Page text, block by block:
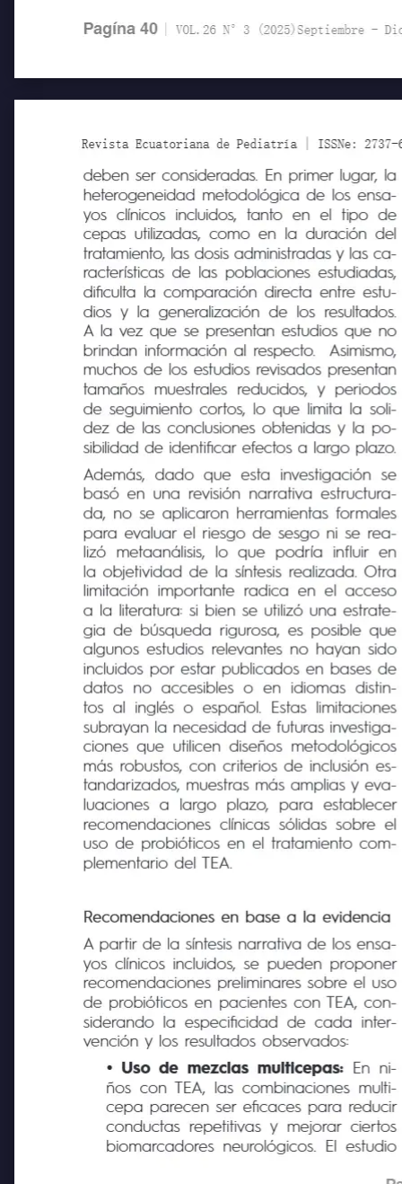
Pagína 40 | VOL.26 N°3 (2025)Septiembre -
deben ser consideradas. En primer lugar, la
heterogeneidad metodológica de los ensa-
yos clínicos incluidos, tanto en el tipo de
cepas utilizadas, como en la duración del
tratamiento, las dosis administradas y las
racterísticas de las poblaciones estudiadas,
dificulta la comparación directa entre estu-
dios y la generalización de los resultados.
A la vez que se presentan estudios que no
brindan información al respecto.
muchos de los estudios revisados presentan
tamaños muestrales reducidos, y periodos
de seguimiento cortos, lo que limita la soli-
dez de las conclusiones obtenidas y la po-
sibilidad de identificar efectos a largo plazo.
Además, dado que esta investigación se
basó en una revisión narrativa estructura-
da, no se aplicaron herramientas formales
para evaluar el riesgo de sesgo ni se rea-
lizó metaanálisis, lo que podría
influir en
la objetividad de la síntesis realizada. Otra
limitación importante radica en el acceso
a la literatura: si bien se utilizó una estrate-
gia de búsqueda rigurosa, es posible que
algunos estudios relevantes no hayan sido
incluidos por estar publicados en bases de
datos
no accesibles o en idiomas distin-
tos al inglés o español. Estas limitaciones
subrayan la necesidad de futuras investiga-
ciones que utilicen diseños metodológicos
más robustos, con criterios de inclusión es-
tandarizados, muestras más amplias y eva-
luaciones a largo plazo, para
establecer
recomendaciones clínicas sólidas sobre el
uso de probióticos en el tratamiento com-
plementario del TEA.
A partir de la síntesis narrativa de los ensa-
yos clínicos incluidos, se pueden proponer
recomendaciones preliminares sobre el uso
de probióticos en pacientes con TEA, con-
siderando la especificidad de cada inter-
vención y los resultados observados:
y Uso de mezclas multicepas:
En ni-
ños con TEA, las combinaciones multi-
cepa parecen ser eficaces para reducir
conductas repetitivas y mejorar ciertos
biomarcadores neurológicos. El estudio